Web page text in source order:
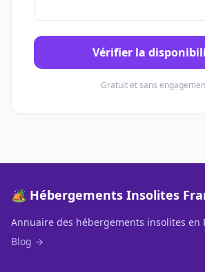
Vérifier la
Gratuit et sans
🏕️ Hébergements Insolites
Annuaire des hébergements insolites en
Blog →